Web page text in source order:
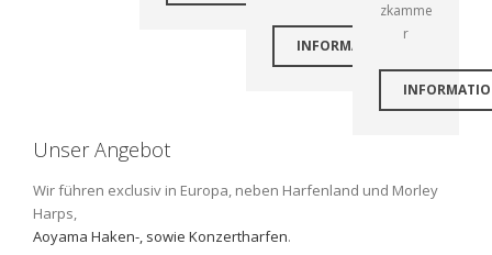
INFORMATIONEN
zkamme
r
Unser Angebot
Wir führen exclusiv in Europa, neben Harfenland und Morley
Harps,
Aoyama Haken-, sowie Konzertharfen.